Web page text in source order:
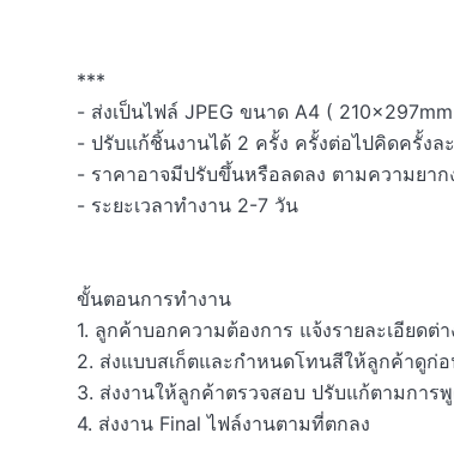
***
- ส่งเป็นไฟล์ JPEG ขนาด A4 (
- ปรับแก้ชิ้นงานได้ 2 ครั้ง ครั้งต่อไปคิดครั้งล
- ราคาอาจมีปรับขึ้นหรือลดลง ตามความยาก
- ระยะเวลาทำงาน 2-7 วัน
ขั้นตอนการทำงาน
1. ลูกค้าบอกความต้องการ แจ้งรายละเอียด
2. ส่งแบบสเก็ตและกำหนดโทนสีให้ลูกค้าดูก่
3. ส่งงานให้ลูกค้าตรวจสอบ ปรับแก้ตามการ
4. ส่งงาน Final ไฟล์งานตามที่ตกลง